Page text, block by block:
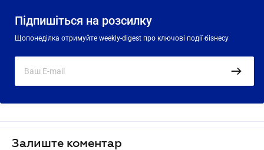
Підпишіться на розсилку
Щопонеділка отримуйте weekly-digest про ключові події бізнесу
Залиште коментар